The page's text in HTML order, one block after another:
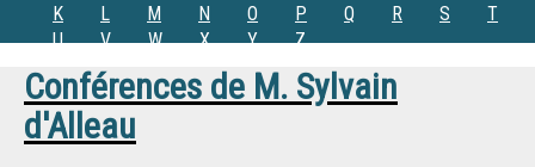
K
L M N O P Q R S
T
U
V W X Y Z
Conférences de M. Sylvain
d'Alleau